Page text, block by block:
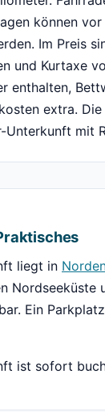
können
Im Preis
und Kurtaxe
enthalten,
extra.
Unterkunft mit
liegt in
Nordseeküste
Ein
ist sofort